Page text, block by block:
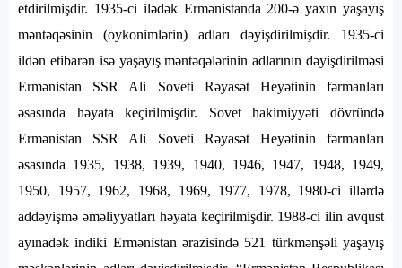
etdirilmişdir. 1935-ci ilədək Ermənistanda 200-ə yaxın yaşayış
məntəqəsinin (oykonimlərin) adları dəyişdirilmişdir. 1935-ci
ildən etibarən isə yaşayış məntəqələrinin adlarının dəyişdirilməsi
Ermənistan SSR Ali Soveti Rəyasət Heyətinin fərmanları
əsasında həyata keçirilmişdir. Sovet hakimiyyəti dövründə
Ermənistan SSR Ali Soveti Rəyasət Heyətinin fərmanları
əsasında 1935, 1938, 1939, 1940, 1946, 1947, 1948, 1949,
1950, 1957, 1962, 1968, 1969, 1977, 1978, 1980-ci illərdə
addəyişmə əməliyyatları həyata keçirilmişdir. 1988-ci ilin avqust
ayınadək indiki Ermənistan ərazisində 521 türkmənşəli yaşayış